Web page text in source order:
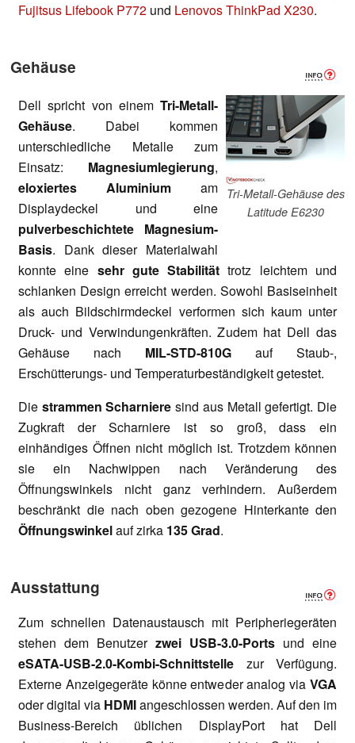
Fujitsus Lifebook P772 und Lenovos ThinkPad X230.
Gehäuse
Tri-Metall-Gehäuse des
Latitude E6230
Dell spricht von einem Tri-Metall-
Gehäuse. Dabei kommen
unterschiedliche Metalle zum
Einsatz: Magnesiumlegierung,
eloxiertes Aluminium am
Displaydeckel und eine
pulverbeschichtete Magnesium-
Basis. Dank dieser Materialwahl
konnte eine sehr gute Stabilität trotz leichtem und
schlanken Design erreicht werden. Sowohl Basiseinheit
als auch Bildschirmdeckel verformen sich kaum unter
Druck- und Verwindungenkräften. Zudem hat Dell das
Gehäuse nach MIL-STD-810G auf Staub-,
Erschütterungs- und Temperaturbeständigkeit getestet.
Die strammen Scharniere sind aus Metall gefertigt. Die
Zugkraft der Scharniere ist so groß, dass ein
einhändiges Öffnen nicht möglich ist. Trotzdem können
sie ein Nachwippen nach Veränderung des
Öffnungswinkels nicht ganz verhindern. Außerdem
beschränkt die nach oben gezogene Hinterkante den
Öffnungswinkelauf zirka 135 Grad.
Ausstattung
Zum schnellen Datenaustausch mit Peripheriegeräten
stehen dem Benutzer zwei USB-3.0-Ports und eine
eSATA-USB-2.0-Kombi-Schnittstelle zur Verfügung.
Externe Anzeigegeräte könne entweder analog via VGA
oder digital via HDMIangeschlossen werden. Auf den im
Business-Bereich üblichen DisplayPort hat Dell